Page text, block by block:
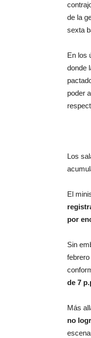
de la
sexta
En los
donde
poder
Los
El
por
Sin
de 7
Más
no